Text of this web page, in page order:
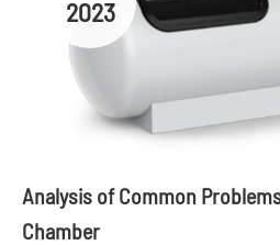
2023
Analysis of Common
Chamber